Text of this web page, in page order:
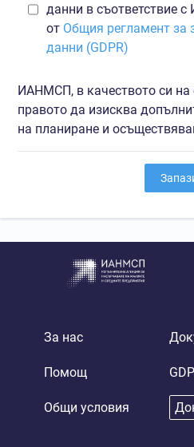
данни в съответствие
от Общия регламент за
данни (GDPR)
ИАНМСП, в качеството си на
правото да изисква
на планиране и
За нас
Помощ
Общи условия